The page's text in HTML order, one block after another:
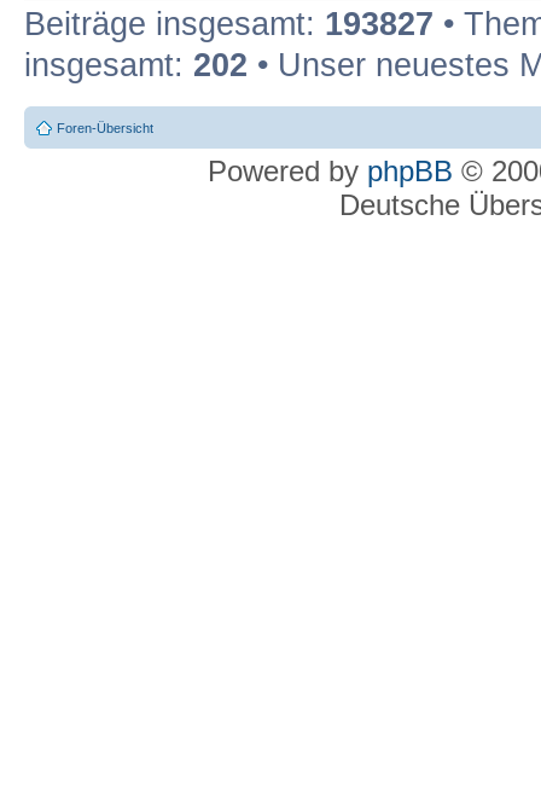
Beiträge insgesamt: 193827 •
insgesamt: 202 • Unser neuestes
Foren-Übersicht
Powered by phpBB ©
Deutsche